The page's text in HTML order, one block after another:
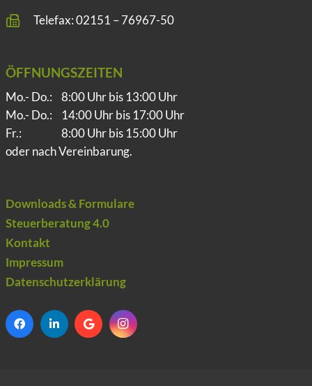
Telefax: 02151 – 76967-50
ÖFFNUNGSZEITEN
Mo.- Do.:
8:00 Uhr bis 13:00 Uhr
Mo.- Do.:
14:00 Uhr bis 17:00 Uhr
Fr.:
8:00 Uhr bis 15:00 Uhr
oder nach Vereinbarung.
Downloads & Formulare
Steuerberatung 4.0
Kontakt
Impressum
Datenschutzerklärung